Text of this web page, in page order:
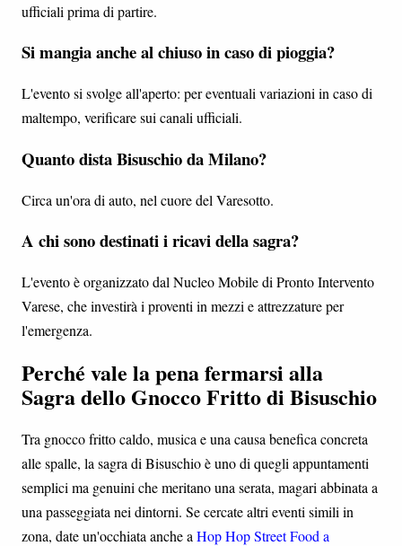
ufficiali prima di partire.
Si mangia anche al chiuso in caso di pioggia?
L'evento si svolge all'aperto: per eventuali variazioni in caso di
maltempo, verificare sui canali ufficiali.
Quanto dista Bisuschio da Milano?
Circa un'ora di auto, nel cuore del Varesotto.
A chi sono destinati i ricavi della sagra?
L'evento è organizzato dal Nucleo Mobile di Pronto Intervento
Varese, che investirà i proventi in mezzi e attrezzature per
l'emergenza.
Perché vale la pena fermarsi alla
Sagra dello Gnocco Fritto di Bisuschio
Tra gnocco fritto caldo, musica e una causa benefica concreta
alle spalle, la sagra di Bisuschio è uno di quegli appuntamenti
semplici ma genuini che meritano una serata, magari abbinata a
una passeggiata nei dintorni. Se cercate altri eventi simili in
zona, date un'occhiata anche a Hop Hop Street Food a